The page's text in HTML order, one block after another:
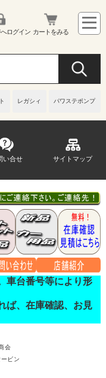
レガシィ パワステポンプ
ログイン カートをみる
い合せ サイトマップ
車台番号等により形
ば、在庫確認、お見
会
ビン